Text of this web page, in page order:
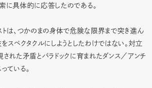
に具体的に応答したのである。
トは、つかのまの身体で危険な限界まで突き進ん
スペクタクルにしようとしたわけではない。対立
れた矛盾とパラドックに育まれたダンス／アンチ
ている。